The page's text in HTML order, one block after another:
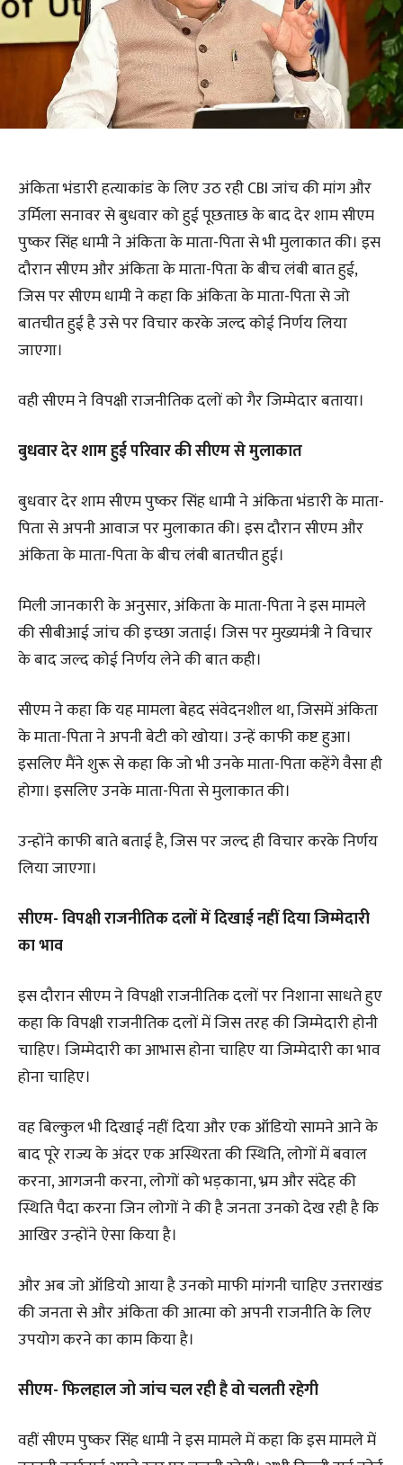
अंकिता भंडारी हत्याकांड के लिए उठ रही CBI जांच की मांग और
उर्मिला सनावर से बुधवार को हुई पूछताछ के बाद देर शाम सीएम
पुष्कर सिंह धामी ने अंकिता के माता-पिता से भी मुलाकात की। इस
दौरान सीएम और अंकिता के माता-पिता के बीच लंबी बात हुई,
जिस पर सीएम धामी ने कहा कि अंकिता के माता-पिता से जो
बातचीत हुई है उसे पर विचार करके जल्द कोई निर्णय लिया
जाएगा।
वही सीएम ने विपक्षी राजनीतिक दलों को गैर जिम्मेदार बताया।
बुधवार देर शाम हुई परिवार की सीएम से मुलाकात
बुधवार देर शाम सीएम पुष्कर सिंह धामी ने अंकिता भंडारी के माता-
पिता से अपनी आवाज पर मुलाकात की। इस दौरान सीएम और
अंकिता के माता-पिता के बीच लंबी बातचीत हुई।
मिली जानकारी के अनुसार, अंकिता के माता-पिता ने इस मामले
की सीबीआई जांच की इच्छा जताई। जिस पर मुख्यमंत्री ने विचार
के बाद जल्द कोई निर्णय लेने की बात कही।
सीएम ने कहा कि यह मामला बेहद संवेदनशील था, जिसमें अंकिता
के माता-पिता ने अपनी बेटी को खोया। उन्हें काफी कष्ट हुआ।
इसलिए मैंने शुरू से कहा कि जो भी उनके माता-पिता कहेंगे वैसा ही
होगा। इसलिए उनके माता-पिता से मुलाकात की।
उन्होंने काफी बाते बताई है, जिस पर जल्द ही विचार करके निर्णय
लिया जाएगा।
सीएम- विपक्षी राजनीतिक दलों में दिखाई नहीं दिया जिम्मेदारी
का भाव
इस दौरान सीएम ने विपक्षी राजनीतिक दलों पर निशाना साधते हुए
कहा कि विपक्षी राजनीतिक दलों में जिस तरह की जिम्मेदारी होनी
चाहिए। जिम्मेदारी का आभास होना चाहिए या जिम्मेदारी का भाव
होना चाहिए।
वह बिल्कुल भी दिखाई नहीं दिया और एक ऑडियो सामने आने के
बाद पूरे राज्य के अंदर एक अस्थिरता की स्थिति, लोगों में बवाल
करना, आगजनी करना, लोगों को भड़काना, भ्रम और संदेह की
स्थिति पैदा करना जिन लोगों ने की है जनता उनको देख रही है कि
आखिर उन्होंने ऐसा किया है।
और अब जो ऑडियो आया है उनको माफी मांगनी चाहिए उत्तराखंड
की जनता से और अंकिता की आत्मा को अपनी राजनीति के लिए
उपयोग करने का काम किया है।
सीएम- फिलहाल जो जांच चल रही है वो चलती रहेगी
वहीं सीएम पुष्कर सिंह धामी ने इस मामले में कहा कि इस मामले में